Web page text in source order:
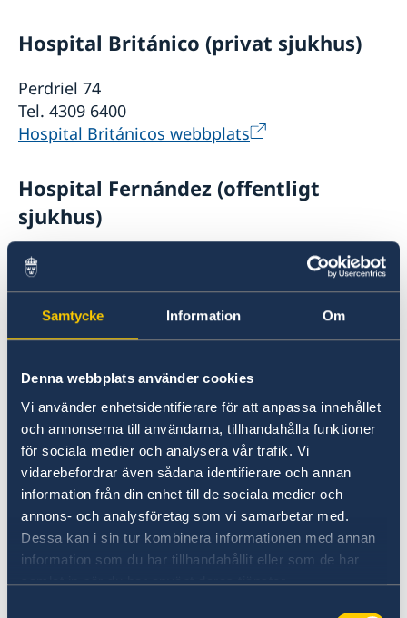
Samtycke Information Om
Denna webbplats använder cookies
Vi använder enhetsidentifierare för att anpassa innehållet
och annonserna till användarna, tillhandahålla funktioner
för sociala medier och analysera vår trafik. Vi
vidarebefordrar även sådana identifierare och annan
information från din enhet till de sociala medier och
annons- och analysföretag som vi samarbetar med.
Dessa kan i sin tur kombinera informationen med annan
information som du har tillhandahållit eller som de har
samlat in när du har använt deras tjänster.
Kriminalitet och personlig säkerhet
Hospital Británico (privat sjukhus)
Perdriel 74
Tel. 4309 6400
Hospital Británicos webbplats
Hospital Fernández (offentligt
sjukhus)
Cerviño 3356
Tel. 4808 2600/2650
Hospital Fernández webbplats
sjukhus)
Pi y Margall 750
Tel. 4121 0700
Hospital Argerichs webbplats
Vad kan ambassaden göra?